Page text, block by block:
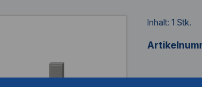
Inhalt: 1 Stk.